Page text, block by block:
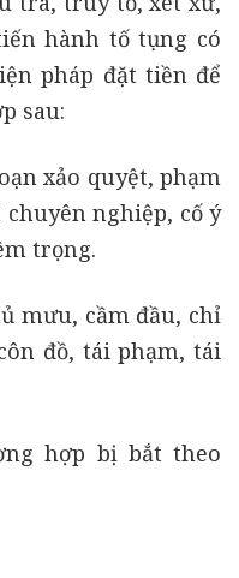
hành tố tụng có
pháp đặt tiền để
sau:
xảo quyệt, phạm
nghiệp, cố ý
trọng.
mưu, cầm đầu, chỉ
đồ, tái phạm, tái
hợp bị bắt theo